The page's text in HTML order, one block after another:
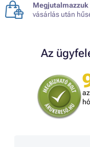
Megjutalmazzuk
vásárlás után
Az